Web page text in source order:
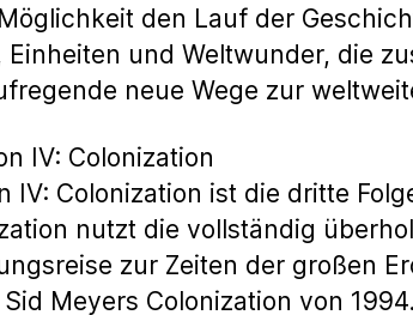
den Lauf der
Einheiten und Weltwunder, die
neue Wege zur
IV: Colonization
IV: Colonization ist die dritte
nutzt die vollständig
zur Zeiten der großen
Meyers Colonization von